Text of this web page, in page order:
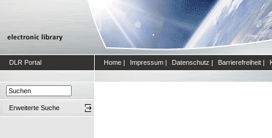
DLR Portal Home | Impressum | Datenschutz | Barrierefreiheit |
Erweiterte Suche